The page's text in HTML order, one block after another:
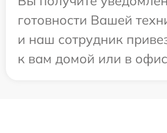
готовности Вашей
и наш сотрудник
к вам домой или в